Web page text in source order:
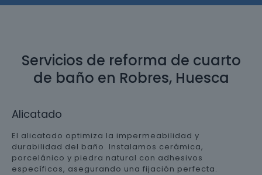
Servicios de reforma de cuarto
de baño en Robres, Huesca
Alicatado
El alicatado optimiza la impermeabilidad y
durabilidad del baño. Instalamos cerámica,
porcelánico y piedra natural con adhesivos
específicos, asegurando una fijación perfecta.